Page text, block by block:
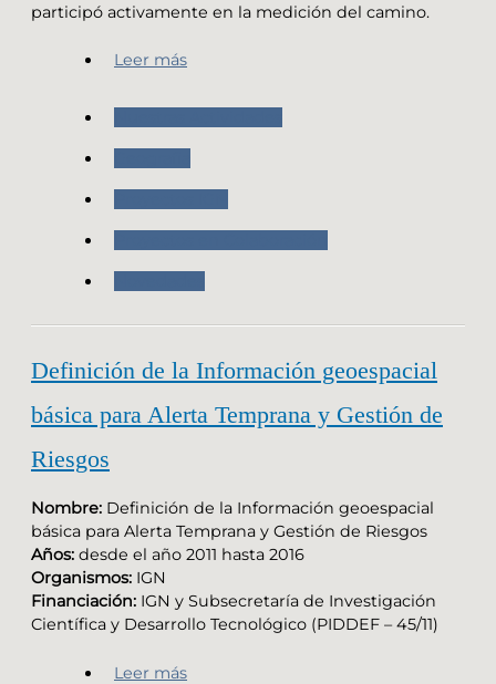
participó activamente en la medición del camino.
Leer más
Definición de la Información geoespacial
básica para Alerta Temprana y Gestión de
Riesgos
Nombre: Definición de la Información geoespacial
básica para Alerta Temprana y Gestión de Riesgos
Años: desde el año 2011 hasta 2016
Organismos: IGN
Financiación: IGN y Subsecretaría de Investigación
Científica y Desarrollo Tecnológico (PIDDEF – 45/11)
Leer más